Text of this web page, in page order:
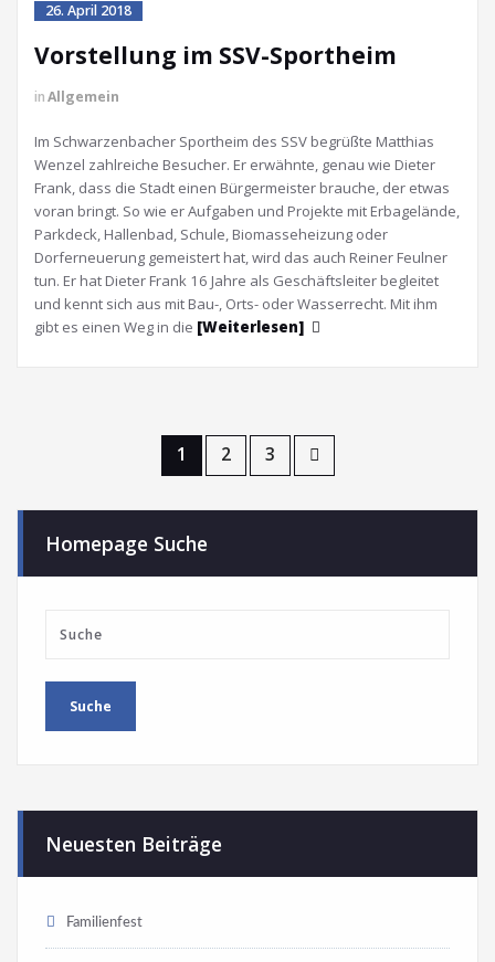
26. April 2018
Vorstellung im SSV-Sportheim
inAllgemein
Im Schwarzenbacher Sportheim des SSV begrüßte Matthias
Wenzel zahlreiche Besucher. Er erwähnte, genau wie Dieter
Frank, dass die Stadt einen Bürgermeister brauche, der etwas
voran bringt. So wie er Aufgaben und Projekte mit Erbagelände,
Parkdeck, Hallenbad, Schule, Biomasseheizung oder
Dorferneuerung gemeistert hat, wird das auch Reiner Feulner
tun. Er hat Dieter Frank 16 Jahre als Geschäftsleiter begleitet
und kennt sich aus mit Bau-, Orts- oder Wasserrecht. Mit ihm
gibt es einen Weg in die [Weiterlesen]
1 2 3
Homepage Suche
Neuesten Beiträge
Familienfest